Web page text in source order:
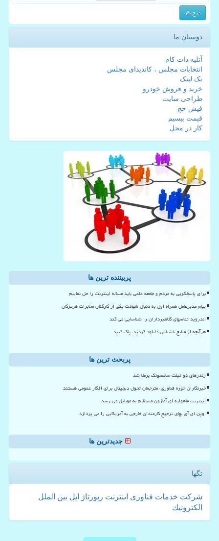
دوستان ما
آتلیه دات کام
انتخابات مجلس ، کاندیدای مجلس
بک لینک
خرید و فروش خودرو
طراحی سایت
فیش حج
قیمت بیسیم
کار در محل
پربیننده ترین ها
برای پاسخگویی به مردم و جامعه علمی باید مساله اینترنت را حل نماییم
پیام مدیرعامل همراه اول به دنبال شهادت یکی از کارکنان مخابرات هرمزگان
اندروید تماسهای کلاهبرداران را شناسایی می کند
هرآنچه از منابع ناشناس دانلود کردید، پاک کنید
پربحث ترین ها
رندرهای دو تبلت سامسونگ برملا شد
خبرنگاران حوزه فناوری، مترجمان تحول دیجیتال برای افکار عمومی هستند
اینترنت ماهواره ای آمازون مستقیم به موبایل می رسد
اوپن ای آی بهای ترجیح کارمندان خارجی به آمریکایی را می پردازد
جدیدترین ها
تگها
شركت خدمات فناوری اینترنت رپورتاژ اپل بین الملل
الكترونیك